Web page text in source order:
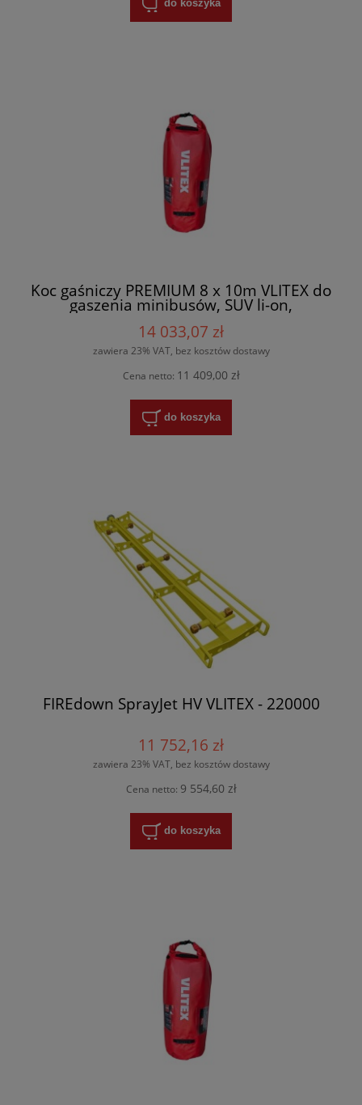
do koszyka
Koc gaśniczy PREMIUM 8 x 10m VLITEX do
gaszenia minibusów, SUV li-on,
wielokrotnego użytku - 200110 + przelotki
i torba
14 033,07 zł
zawiera 23% VAT, bez kosztów dostawy
Cena netto: 11 409,00 zł
do koszyka
FIREdown SprayJet HV VLITEX - 220000
11 752,16 zł
zawiera 23% VAT, bez kosztów dostawy
Cena netto: 9 554,60 zł
do koszyka